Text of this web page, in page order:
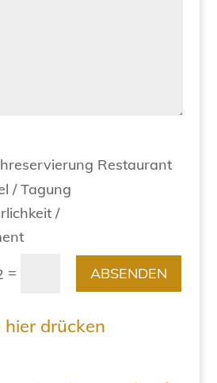
Restaurant
/ Tagung
/
= ABSENDEN
drücken